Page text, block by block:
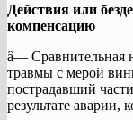
Действия или
компенсацию
â— Сравнительная
травмы с мерой
пострадавший
результате аварии,